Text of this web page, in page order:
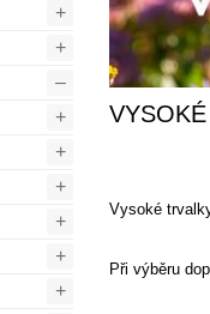
Vysoké
Při výběru
+
+
–
+
+
+
+
+
+